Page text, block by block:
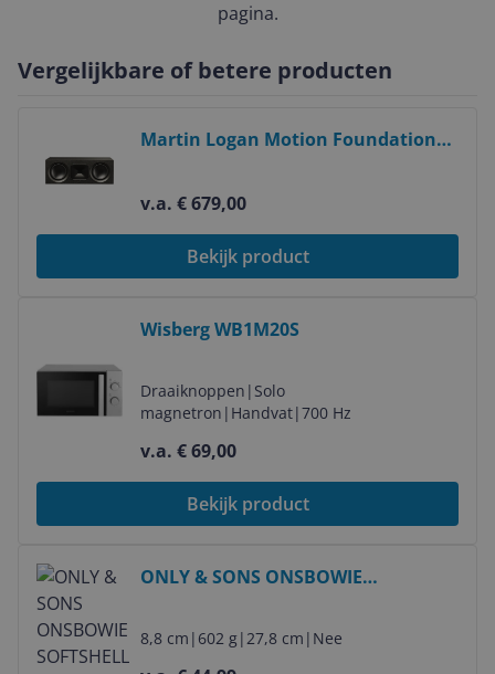
pagina.
Vergelijkbare of betere producten
Martin Logan Motion Foundation
v.a. € 679,00
Bekijk product
Wisberg WB1M20S
Draaiknoppen | Solo
magnetron | Handvat|700 Hz
v.a. € 69,00
Bekijk product
ONLY & SONS ONSBOWIE
Bomberjack - Black - M
8,8 cm | 602 g|27,8 cm | Nee
Bekijk product